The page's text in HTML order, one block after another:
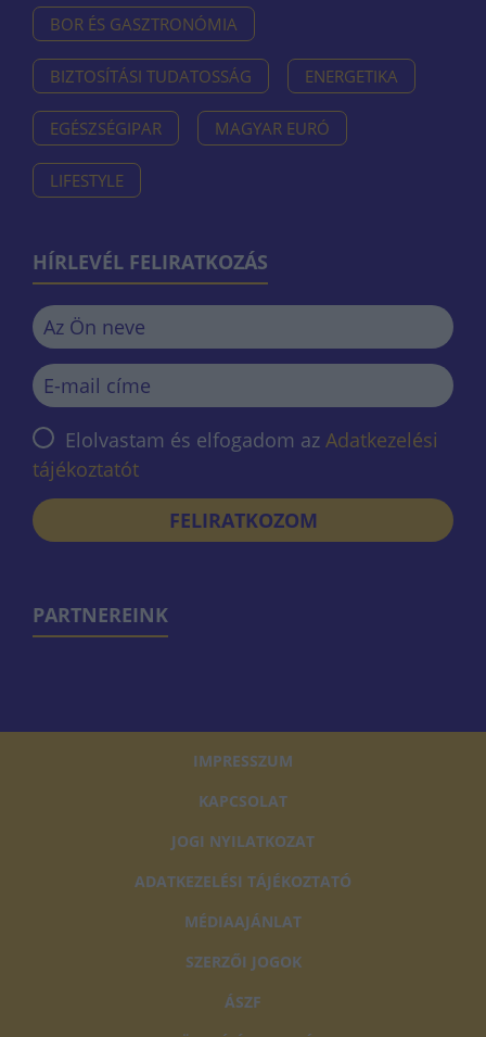
BOR ÉS GASZTRONÓMIA
BIZTOSÍTÁSI TUDATOSSÁG ENERGETIKA
EGÉSZSÉGIPAR MAGYAR EURÓ
LIFESTYLE
HÍRLEVÉL FELIRATKOZÁS
Elolvastam és elfogadom az Adatkezelési
tájékoztatót
FELIRATKOZOM
PARTNEREINK
IMPRESSZUM
KAPCSOLAT
JOGI NYILATKOZAT
ADATKEZELÉSI TÁJÉKOZTATÓ
MÉDIAAJÁNLAT
SZERZŐI JOGOK
ÁSZF